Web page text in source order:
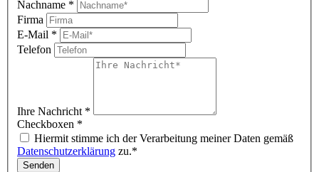
Nachname *
Firma
E-Mail *
Telefon
Ihre Nachricht *
Checkboxen *
Hiermit stimme ich der Verarbeitung meiner Daten gemäß
Datenschutzerklärung zu.*
Senden